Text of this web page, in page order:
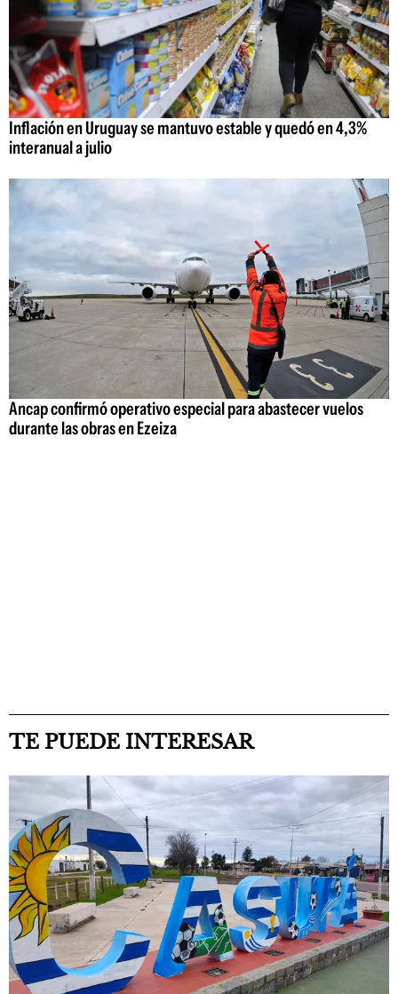
Inflación en Uruguay se mantuvo estable y quedó en 4,3%
interanual a julio
Ancap confirmó operativo especial para abastecer vuelos
durante las obras en Ezeiza
TE PUEDE INTERESAR